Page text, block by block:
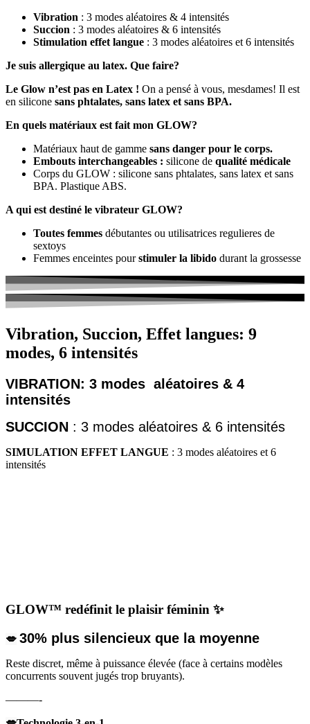
Vibration : 3 modes aléatoires & 4 intensités
Succion : 3 modes aléatoires & 6 intensités
Stimulation effet langue : 3 modes aléatoires et 6 intensités
Je suis allergique au latex. Que faire?
Le Glow n’est pas en Latex ! On a pensé à vous, mesdames! Il est
en silicone sans phtalates, sans latex et sans BPA.
En quels matériaux est fait mon GLOW?
Matériaux haut de gamme sans danger pour le corps.
Embouts interchangeables : silicone de qualité médicale
Corps du GLOW : silicone sans phtalates, sans latex et sans
BPA. Plastique ABS.
A qui est destiné le vibrateur GLOW?
Toutes femmes débutantes ou utilisatrices regulieres de
sextoys
Femmes enceintes pourstimuler la libido durant la grossesse
Vibration, Succion, Effet langues: 9
modes, 6 intensités
VIBRATION: 3 modes aléatoires & 4
intensités
SUCCION : 3 modes aléatoires & 6 intensités
SIMULATION EFFET LANGUE : 3 modes aléatoires et 6
intensités
GLOW™ redéfinit le plaisir féminin ✨
💋 30% plus silencieux que la moyenne
Reste discret, même à puissance élevée (face à certains modèles
concurrents souvent jugés trop bruyants).
———-